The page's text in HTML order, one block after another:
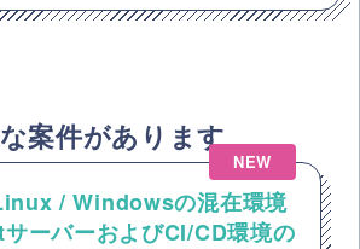
案件があります
NEW
/ Windowsの混在環境
ーバーおよびCI/CD環境の